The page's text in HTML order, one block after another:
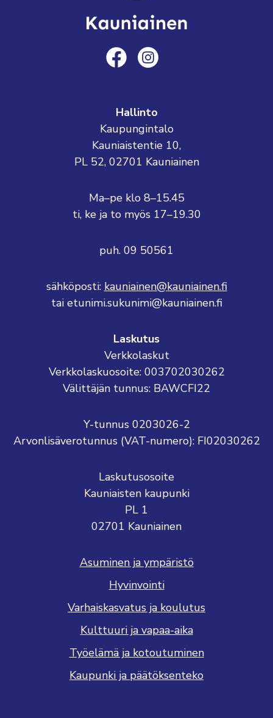
Hallinto
Kaupungintalo
Kauniaistentie 10,
PL 52, 02701 Kauniainen
Ma–pe klo 8–15.45
ti, ke ja to myös 17–19.30
puh. 09 50561
sähköposti: kauniainen@kauniainen.fi
tai etunimi.sukunimi@kauniainen.fi
Laskutus
Verkkolaskut
Verkkolaskuosoite: 003702030262
Välittäjän tunnus: BAWCFI22
Y-tunnus 0203026-2
Arvonlisäverotunnus (VAT-numero): FI02030262
Laskutusosoite
Kauniaisten kaupunki
PL 1
02701 Kauniainen
Asuminen ja ympäristö
Hyvinvointi
Varhaiskasvatus ja koulutus
Kulttuuri ja vapaa-aika
Työelämä ja kotoutuminen
Kaupunki ja päätöksenteko